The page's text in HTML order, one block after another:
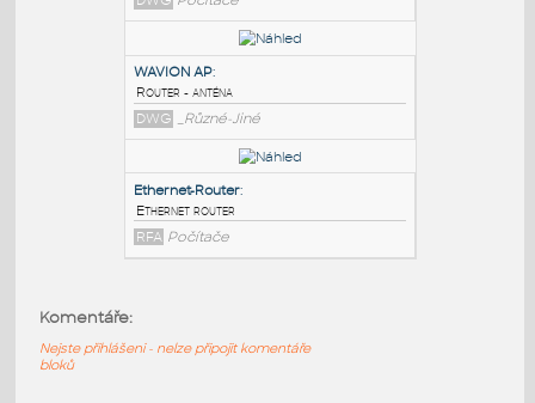
router
DWG Počítače
Router Wireless:
Wireless Router
DWG Počítače
DWG _Různé-Jiné
Komentáře:
Nejste přihlášeni - nelze připojit komentáře
bloků